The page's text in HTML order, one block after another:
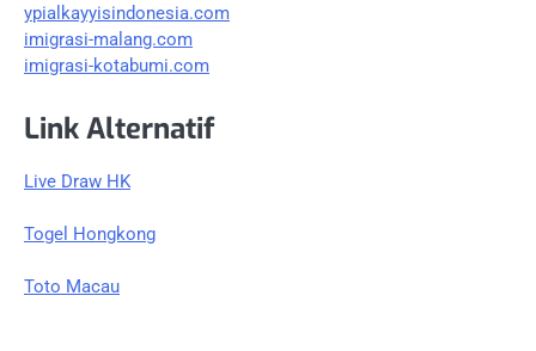
ypialkayyisindonesia.com
imigrasi-malang.com
imigrasi-kotabumi.com
Link Alternatif
Live Draw HK
Togel Hongkong
Toto Macau